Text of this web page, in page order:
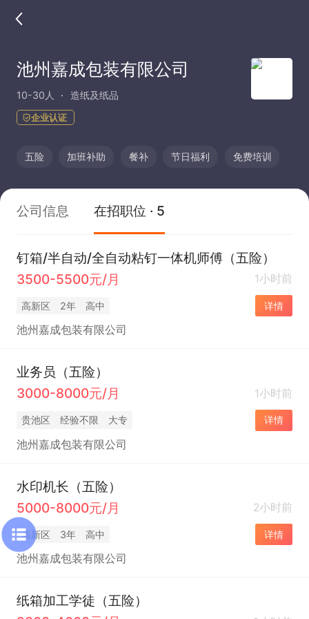
池州嘉成包装有限公司
10-30人 造纸及纸品
企业认证
五险 加班补助 餐补 节日福利 免费培训
公司信息 在招职位 · 5
钉箱/半自动/全自动粘钉一体机师傅（五险）
3500-5500元/月
1小时前
高新区 2年 高中 详情
池州嘉成包装有限公司
业务员（五险）
3000-8000元/月
1小时前
贵池区 经验不限 大专 详情
池州嘉成包装有限公司
水印机长（五险）
5000-8000元/月
2小时前
高新区 3年 高中 详情
池州嘉成包装有限公司
纸箱加工学徒（五险）